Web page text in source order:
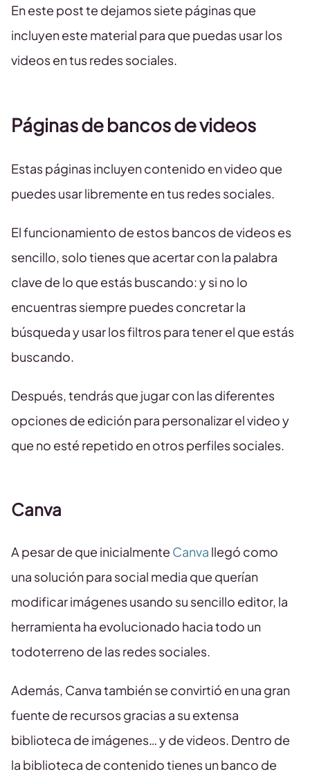
En este post te dejamos siete páginas que
incluyen este material para que puedas usar los
videos en tus redes sociales.
Páginas de bancos de videos
Estas páginas incluyen contenido en video que
puedes usar libremente en tus redes sociales.
El funcionamiento de estos bancos de videos es
sencillo, solo tienes que acertar con la palabra
clave de lo que estás buscando: y si no lo
encuentras siempre puedes concretar la
búsqueda y usar los filtros para tener el que estás
buscando.
Después, tendrás que jugar con las diferentes
opciones de edición para personalizar el video y
que no esté repetido en otros perfiles sociales.
Canva
A pesar de que inicialmente Canva llegó como
una solución para social media que querían
modificar imágenes usando su sencillo editor, la
herramienta ha evolucionado hacia todo un
todoterreno de las redes sociales.
Además, Canva también se convirtió en una gran
fuente de recursos gracias a su extensa
biblioteca de imágenes… y de videos. Dentro de
la biblioteca de contenido tienes un banco de